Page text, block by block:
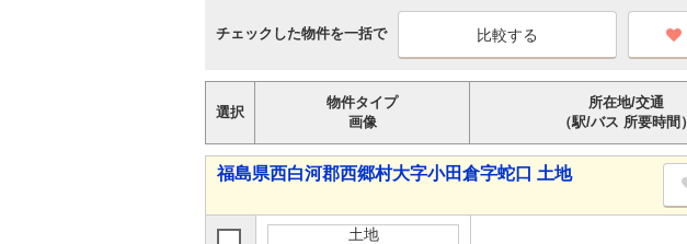
チェックした物件を一括で
選択
物件タイプ
画像
所在地/交通
（駅/バス 所要時間）
福島県西白河郡西郷村大字小田倉字蛇口 土地
土地